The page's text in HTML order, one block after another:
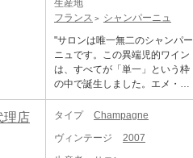
しいポテンシャルが予想される
ワインへと変貌を遂げ、糖分、
美しい酸味、壮大な熟成ポテン
シャル、すべてが揃ったシャン
パーニュを生み出しました。 輝
く澄んだ黄金色と透明で繊細な
な香りやバラのドライフラワ
ー、空気に触れさせることでパ
イナップル、ライチ、軽いスモ
繊細な環境が、サロンの気質を
は、３７番目に生まれた20世紀
最後のヴィンテージです。予想
がつかないような性格ですが、
すでにしっかりと頼もしく、こ
の先さらにその可能性を広げて
いくワイン。今はまだ若くと
だろうという期待がみなぎって
荷 サロンは「唯一無二」という
言葉がぴったりなシャンパーニ
区のテロワールに位置するメニ
ル・シュール・オジェ村。そこ
のクリュで育ったシャルドネ種
しか使わず、各ワインに必ずヴ
ュサロン。その上、より優れた
年にしか出荷をしないこだわり
ンパーニュとしてサロンを選抜
しました。このシャンパーニュ
は、シャルドネ種のみでつくら
れるという、当時にしては非常
にめずらしい特性を持ち合わせ
ていました。第一次世界大戦以
ーニュを手がけるメゾンは皆無
メ・サロンは、ブラン・ド・ブ
ランの先駆者となったのです。
を楽しませてくれます。生産量
家を魅了し続ける、まさに特別
なシャンパーニュです。 45番目
のヴィンテージとなるサロン201
5年は、グラスに注いだ瞬間か
ら、きめ細かな泡とともに、白
い花や菩提樹、スイカズラを思
わせる繊細で上品な香りが広が
ります。口に含むと、サロンら
上、より優れた年にしか出荷を
しないこだわりが、唯一無二の
所以です。その年の気候が起こ
す些細な出来事が、すべてを変
えてしまう。そんな繊細な環境
が、サロンの気質を作り上げる
現に同調します。今まで大切に
してきた基盤を思い起こさせて
生産地
フランス
シャンパーニュ
"サロンは唯一無二のシャンパー
ニュです。この異端児的ワイン
は、すべてが「単一」という枠
の中で誕生しました。エメ・サ
ロンというひとりの男が夢見た
シャンパーニュは、単一のテロ
区）の単一のクリュ（メニル・
理店
タイプ
Champagne
ヴィンテージ
2007